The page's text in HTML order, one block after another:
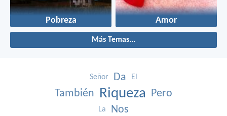
Pobreza Amor
Más Temas...
Señor Da El
También Riqueza Pero
La Nos